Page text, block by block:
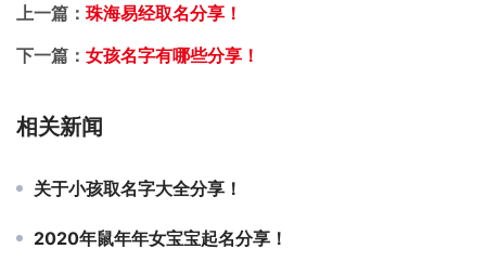
上一篇： 珠海易经取名分享！
下一篇： 女孩名字有哪些分享！
相关新闻
关于小孩取名字大全分享！
2020年鼠年年女宝宝起名分享！